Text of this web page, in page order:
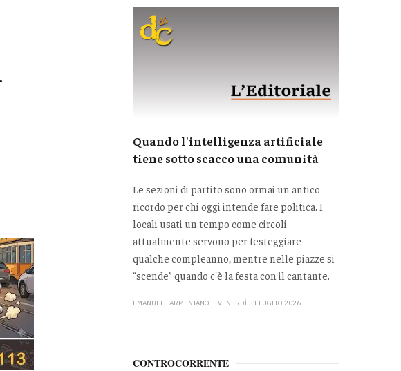
Quando l'intelligenza artificiale
tiene sotto scacco una comunità
Le sezioni di partito sono ormai un antico
ricordo per chi oggi intende fare politica. I
locali usati un tempo come circoli
attualmente servono per festeggiare
qualche compleanno, mentre nelle piazze si
“scende” quando c'è la festa con il cantante.
EMANUELE ARMENTANO VENERDÌ 31 LUGLIO 2026
CONTROCORRENTE